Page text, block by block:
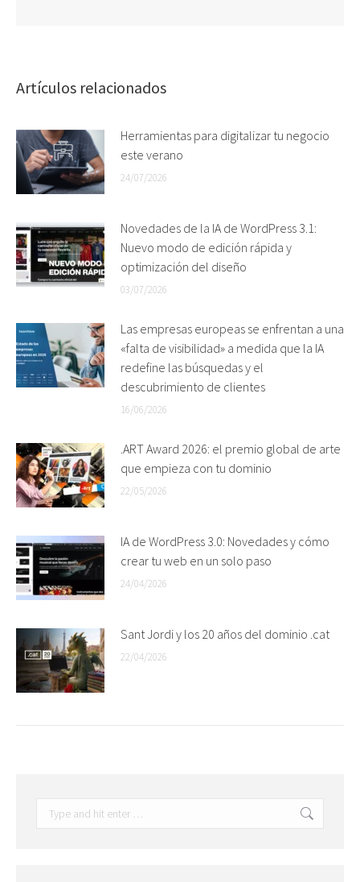
Artículos relacionados
Herramientas para digitalizar tu negocio
este verano
24/07/2026
Novedades de la IA de WordPress 3.1:
Nuevo modo de edición rápida y
optimización del diseño
03/07/2026
Las empresas europeas se enfrentan a una
«falta de visibilidad» a medida que la IA
redefine las búsquedas y el
descubrimiento de clientes
16/06/2026
.ART Award 2026: el premio global de arte
que empieza con tu dominio
22/05/2026
IA de WordPress 3.0: Novedades y cómo
crear tu web en un solo paso
24/04/2026
Sant Jordi y los 20 años del dominio .cat
22/04/2026